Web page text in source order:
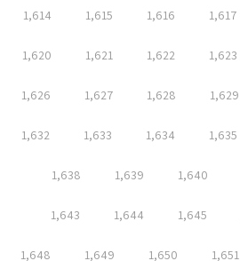
1,614 1,615 1,616 1,617
1,620 1,621 1,622 1,623
1,626 1,627 1,628 1,629
1,632 1,633 1,634 1,635
1,638 1,639 1,640
1,643 1,644 1,645
1,648 1,649 1,650 1,651